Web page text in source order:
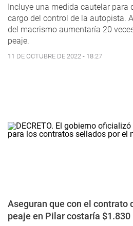
Incluye una medida cautelar para
cargo del control de la autopista.
del macrismo aumentaría 20
peaje.
11 DE OCTUBRE DE 2022 - 18:27
Aseguran que con el contrato
peaje en Pilar costaría $1.830